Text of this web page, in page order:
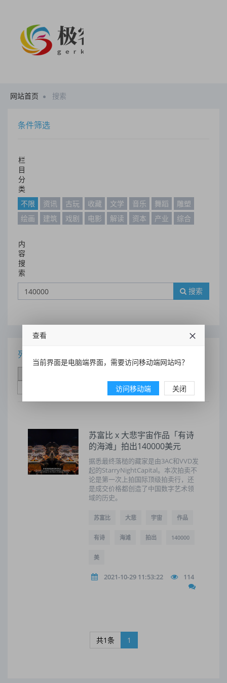
网站首页 搜索
条件筛选
栏
目
分
类
不限
资讯 古玩 收藏 文学 音乐 舞蹈
雕塑
绘画
建筑 戏剧 电影 解读 资本 产业 综合
内
容
搜
索
搜索
列表
苏富比 x 大悲宇宙作品「有诗
的海滩」拍出140000美元
据悉最终落槌的藏家是由3AC和VVD发
起的StarryNightCapital。本次拍卖不
论是第一次上拍国际顶级拍卖行，还
是成交价格都创造了中国数字艺术领
域的历史。
苏富比 大悲 宇宙 作品
有诗 海滩 拍出 140000
美
2021-10-29 11:53:22 114
共1条 1
查看
当前界面是电脑端界面，需要访问移动端网站吗？
访问移动端 关闭